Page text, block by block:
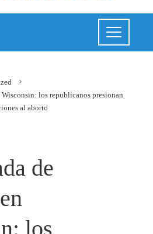
los republicanos presionan
al aborto
de
los